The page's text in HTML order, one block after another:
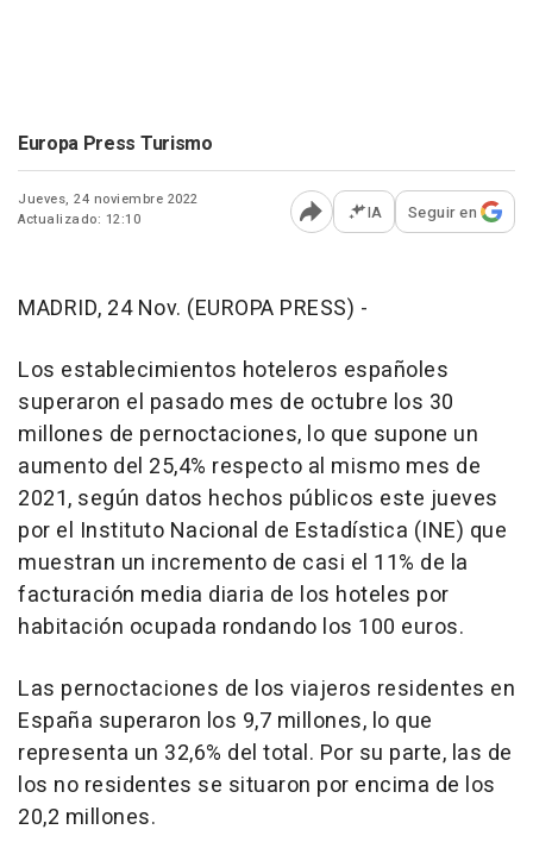
Europa Press Turismo
Jueves, 24 noviembre 2022
Actualizado: 12:10
Abrir opciones para
IA Seguir en
MADRID, 24 Nov. (EUROPA PRESS) -
Los establecimientos hoteleros españoles
superaron el pasado mes de octubre los 30
millones de pernoctaciones, lo que supone un
aumento del 25,4% respecto al mismo mes de
2021, según datos hechos públicos este jueves
por el Instituto Nacional de Estadística (INE) que
muestran un incremento de casi el 11% de la
facturación media diaria de los hoteles por
habitación ocupada rondando los 100 euros.
Las pernoctaciones de los viajeros residentes en
España superaron los 9,7 millones, lo que
representa un 32,6% del total. Por su parte, las de
los no residentes se situaron por encima de los
20,2 millones.